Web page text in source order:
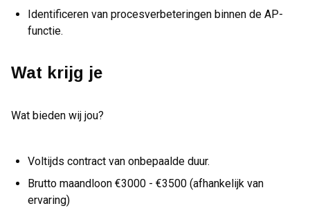
Identificeren van procesverbeteringen binnen de AP-
functie.
Wat krijg je
Wat bieden wij jou?
Voltijds contract van onbepaalde duur.
Brutto maandloon €3000 - €3500 (afhankelijk van
ervaring)